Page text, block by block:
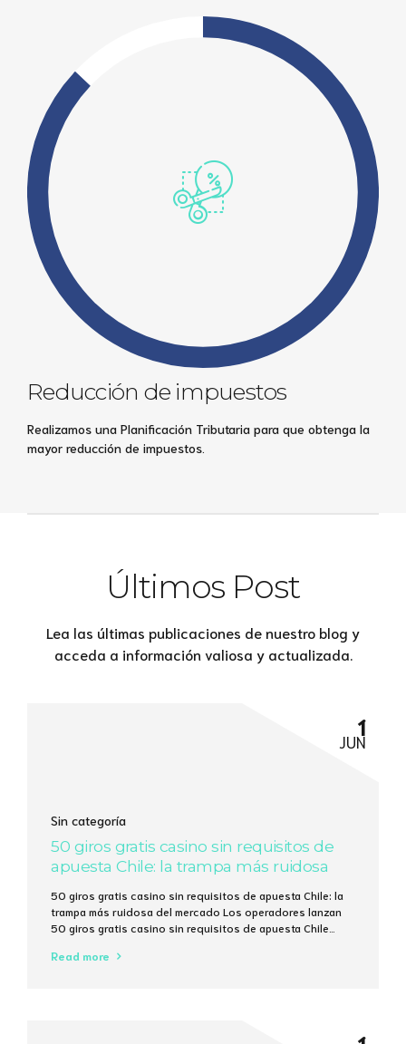
Reducción de impuestos
Realizamos una Planificación Tributaria para que obtenga la
mayor reducción de impuestos.
Últimos Post
Lea las últimas publicaciones de nuestro blog y
acceda a información valiosa y actualizada.
Sin categoría
1
JUN
50 giros gratis casino sin requisitos de
apuesta Chile: la trampa más ruidosa
50 giros gratis casino sin requisitos de apuesta Chile: la
trampa más ruidosa del mercado Los operadores lanzan
50 giros gratis casino sin requisitos de apuesta Chile
matemática revela que la mayoría de los jugadores
Read more